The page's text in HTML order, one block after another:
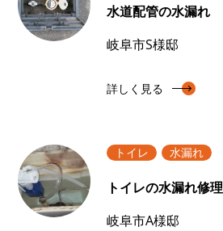
水道配管の水漏れ
岐阜市S様邸
詳しく見る
トイレ 水漏れ
トイレの水漏れ修理
岐阜市A様邸